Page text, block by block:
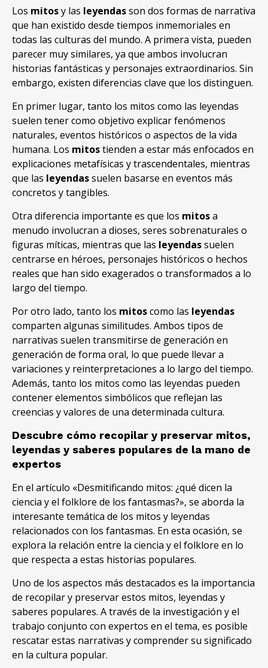
Los mitosy las leyendasson dos formas de narrativa
que han existido desde tiempos inmemoriales en
todas las culturas del mundo. A primera vista, pueden
parecer muy similares, ya que ambos involucran
historias fantásticas y personajes extraordinarios. Sin
embargo, existen diferencias clave que los distinguen.
En primer lugar, tanto los mitos como las leyendas
suelen tener como objetivo explicar fenómenos
naturales, eventos históricos o aspectos de la vida
humana. Los mitostienden a estar más enfocados en
explicaciones metafísicas y trascendentales, mientras
que las leyendassuelen basarse en eventos más
concretos y tangibles.
Otra diferencia importante es que los mitosa
menudo involucran a dioses, seres sobrenaturales o
figuras míticas, mientras que las leyendassuelen
centrarse en héroes, personajes históricos o hechos
reales que han sido exagerados o transformados a lo
largo del tiempo.
Por otro lado, tanto los mitoscomo las leyendas
comparten algunas similitudes. Ambos tipos de
narrativas suelen transmitirse de generación en
generación de forma oral, lo que puede llevar a
variaciones y reinterpretaciones a lo largo del tiempo.
Además, tanto los mitos como las leyendas pueden
contener elementos simbólicos que reflejan las
creencias y valores de una determinada cultura.
Descubre cómo recopilar y preservar mitos,
leyendas y saberes populares de la mano de
expertos
En el artículo «Desmitificando mitos: ¿qué dicen la
ciencia y el folklore de los fantasmas?», se aborda la
interesante temática de los mitos y leyendas
relacionados con los fantasmas. En esta ocasión, se
explora la relación entre la ciencia y el folklore en lo
que respecta a estas historias populares.
Uno de los aspectos más destacados es la importancia
de recopilar y preservar estos mitos, leyendas y
saberes populares. A través de la investigación y el
trabajo conjunto con expertos en el tema, es posible
rescatar estas narrativas y comprender su significado
en la cultura popular.